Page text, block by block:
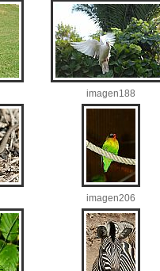
imagen188
imagen206